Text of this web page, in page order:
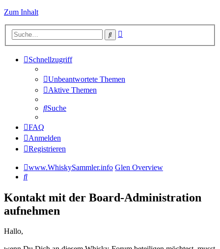
Zum Inhalt
Suche
Schnellzugriff
Unbeantwortete Themen
Aktive Themen
Suche
FAQ
Anmelden
Registrieren
www.WhiskySammler.info Glen Overview
Suche
Kontakt mit der Board-Administration
aufnehmen
Hallo,